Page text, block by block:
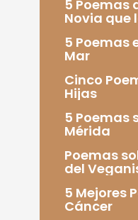
5 Poemas
Novia que
5 Poemas
Mar
Cinco
Hijas
5 Poemas
Mérida
Poemas
del
5 Mejores
Cáncer